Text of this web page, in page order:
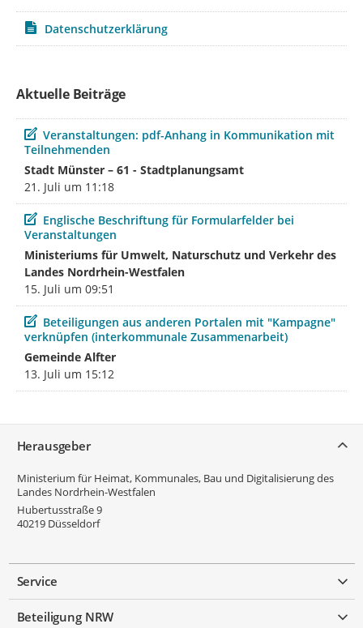
Datenschutzerklärung
Aktuelle Beiträge
Beitrag
Veranstaltungen: pdf-Anhang in Kommunikation mit
Teilnehmenden
Stadt Münster – 61 - Stadtplanungsamt
21. Juli um 11:18
Beitrag
Englische Beschriftung für Formularfelder bei
Veranstaltungen
Ministeriums für Umwelt, Naturschutz und Verkehr des
Landes Nordrhein-Westfalen
15. Juli um 09:51
Beitrag
Beteiligungen aus anderen Portalen mit "Kampagne"
verknüpfen (interkommunale Zusammenarbeit)
Gemeinde Alfter
13. Juli um 15:12
Herausgeber
Ministerium für Heimat, Kommunales, Bau und Digitalisierung des
Landes Nordrhein-Westfalen
Hubertusstraße 9
40219 Düsseldorf
Service
Beteiligung NRW